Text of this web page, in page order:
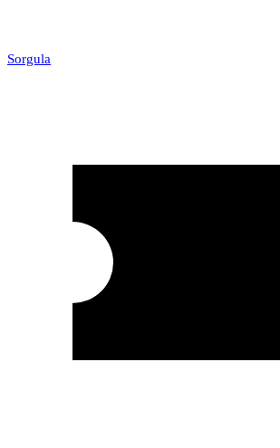
Sorgula